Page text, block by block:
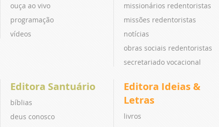
ouça ao vivo
programação
vídeos
missionários redentoristas
missões redentoristas
notícias
obras sociais redentoristas
secretariado vocacional
Editora Santuário
bíblias
deus conosco
Editora Ideias &
Letras
livros